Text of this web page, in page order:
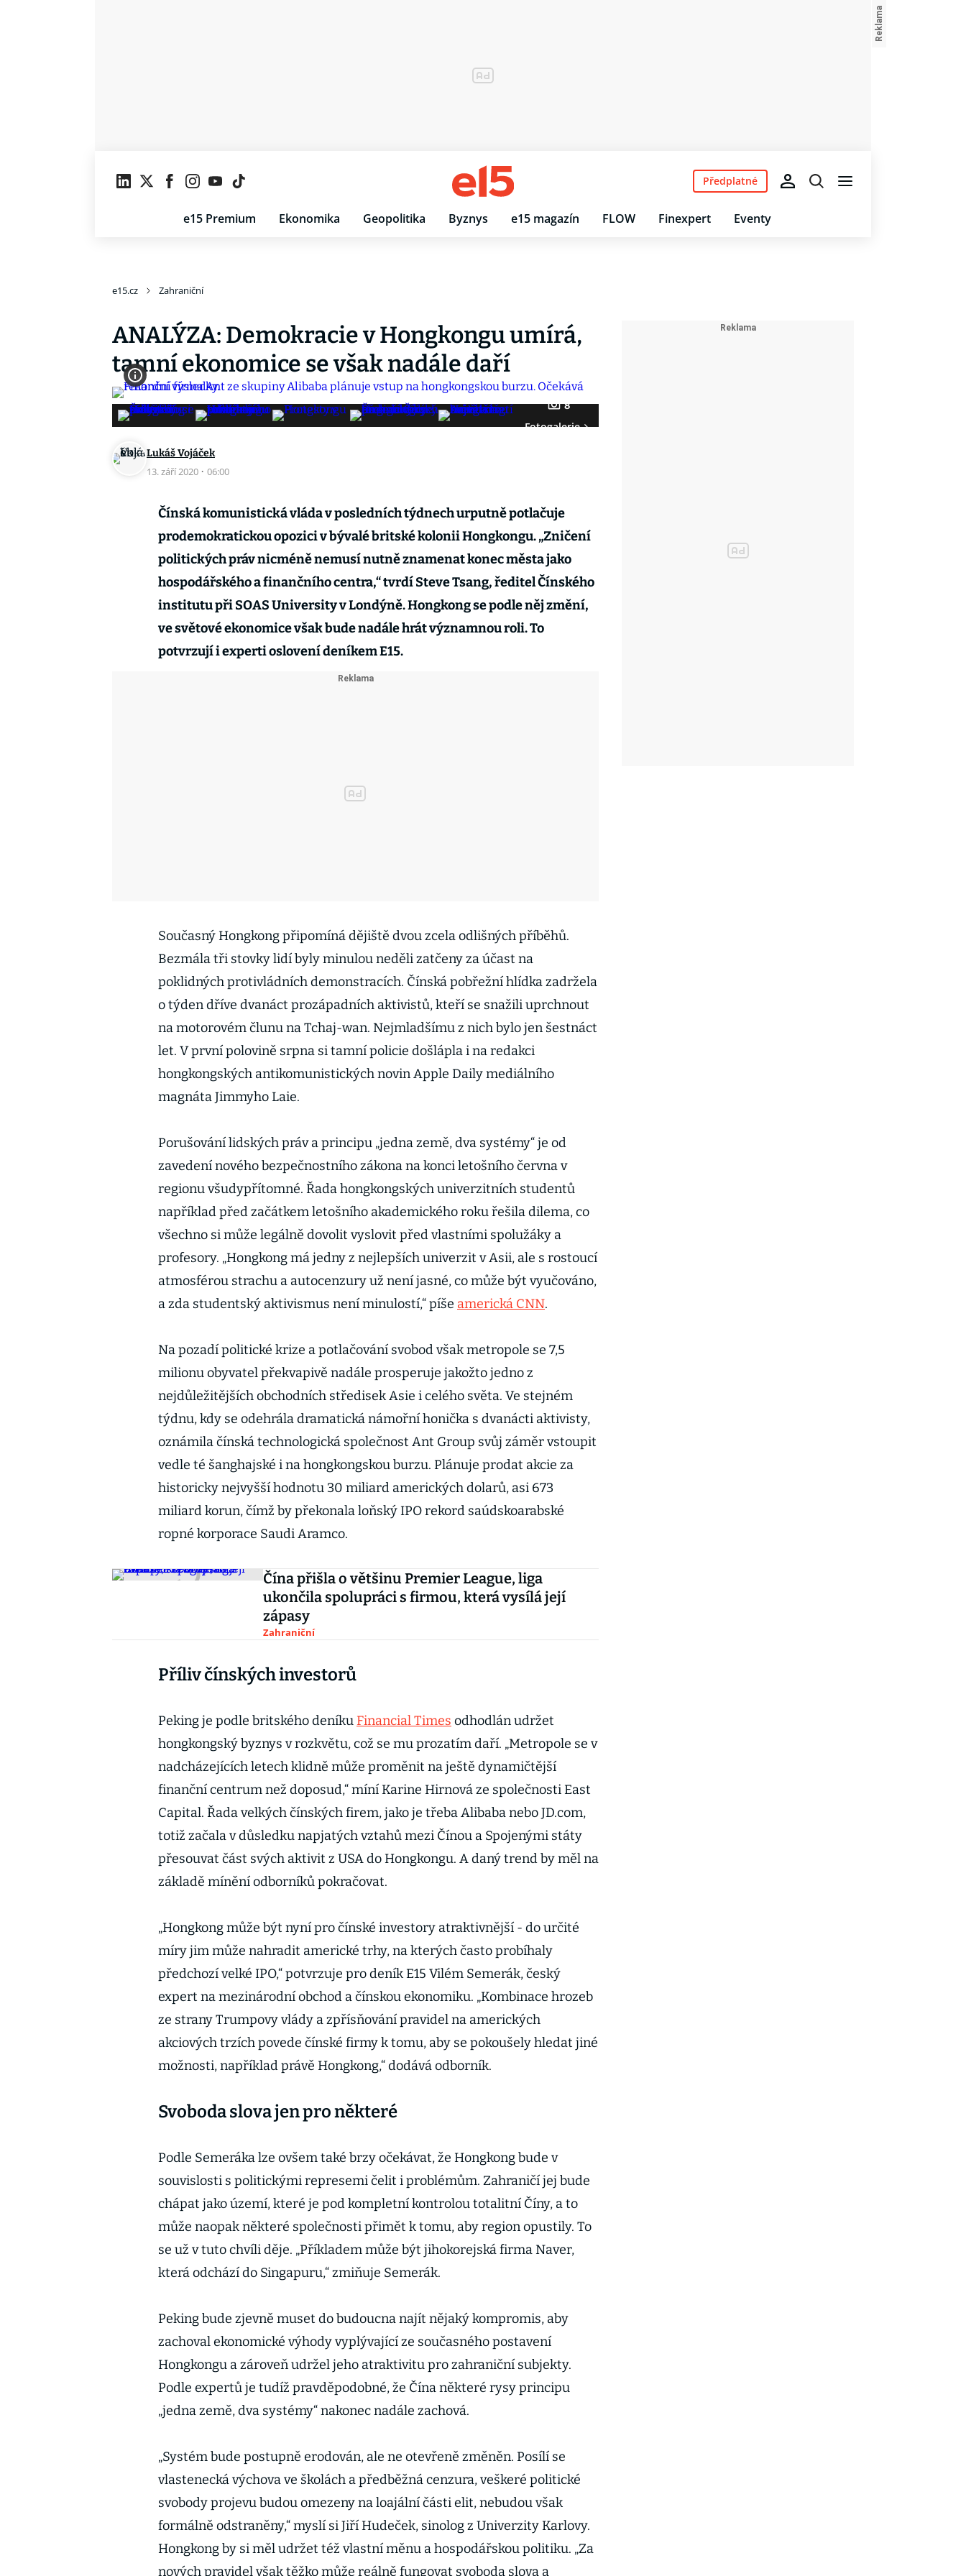
e15 Premium Ekonomika Geopolitika Byznys e15 magazín FLOW Finexpert Eventy
Předplatné
e15.cz Zahraniční
ANALÝZA: Demokracie v Hongkongu umírá,
tamní ekonomice se však nadále daří
8
Fotogalerie
Lukáš Vojáček
13. září 2020 · 06:00
Čínská komunistická vláda v posledních týdnech urputně potlačuje
prodemokratickou opozici v bývalé britské kolonii Hongkongu. „Zničení
politických práv nicméně nemusí nutně znamenat konec města jako
hospodářského a finančního centra,“ tvrdí Steve Tsang, ředitel Čínského
institutu při SOAS University v Londýně. Hongkong se podle něj změní,
ve světové ekonomice však bude nadále hrát významnou roli. To
potvrzují i experti oslovení deníkem E15.
Současný Hongkong připomíná dějiště dvou zcela odlišných příběhů.
Bezmála tři stovky lidí byly minulou neděli zatčeny za účast na
poklidných protivládních demonstracích. Čínská pobřežní hlídka zadržela
o týden dříve dvanáct prozápadních aktivistů, kteří se snažili uprchnout
na motorovém člunu na Tchaj-wan. Nejmladšímu z nich bylo jen šestnáct
let. V první polovině srpna si tamní policie došlápla i na redakci
hongkongských antikomunistických novin Apple Daily mediálního
magnáta Jimmyho Laie.
Porušování lidských práv a principu „jedna země, dva systémy“ je od
zavedení nového bezpečnostního zákona na konci letošního června v
regionu všudypřítomné. Řada hongkongských univerzitních studentů
například před začátkem letošního akademického roku řešila dilema, co
všechno si může legálně dovolit vyslovit před vlastními spolužáky a
profesory. „Hongkong má jedny z nejlepších univerzit v Asii, ale s rostoucí
atmosférou strachu a autocenzury už není jasné, co může být vyučováno,
a zda studentský aktivismus není minulostí,“ píše americká CNN.
Na pozadí politické krize a potlačování svobod však metropole se 7,5
milionu obyvatel překvapivě nadále prosperuje jakožto jedno z
nejdůležitějších obchodních středisek Asie i celého světa. Ve stejném
týdnu, kdy se odehrála dramatická námořní honička s dvanácti aktivisty,
oznámila čínská technologická společnost Ant Group svůj záměr vstoupit
vedle té šanghajské i na hongkongskou burzu. Plánuje prodat akcie za
historicky nejvyšší hodnotu 30 miliard amerických dolarů, asi 673
miliard korun, čímž by překonala loňský IPO rekord saúdskoarabské
ropné korporace Saudi Aramco.
Čína přišla o většinu Premier League, liga
ukončila spolupráci s firmou, která vysílá její
zápasy
Zahraniční
Příliv čínských investorů
Peking je podle britského deníku Financial Times odhodlán udržet
hongkongský byznys v rozkvětu, což se mu prozatím daří. „Metropole se v
nadcházejících letech klidně může proměnit na ještě dynamičtější
finanční centrum než doposud,“ míní Karine Hirnová ze společnosti East
Capital. Řada velkých čínských firem, jako je třeba Alibaba nebo JD.com,
totiž začala v důsledku napjatých vztahů mezi Čínou a Spojenými státy
přesouvat část svých aktivit z USA do Hongkongu. A daný trend by měl na
základě mínění odborníků pokračovat.
„Hongkong může být nyní pro čínské investory atraktivnější - do určité
míry jim může nahradit americké trhy, na kterých často probíhaly
předchozí velké IPO,“ potvrzuje pro deník E15 Vilém Semerák, český
expert na mezinárodní obchod a čínskou ekonomiku. „Kombinace hrozeb
ze strany Trumpovy vlády a zpřísňování pravidel na amerických
akciových trzích povede čínské firmy k tomu, aby se pokoušely hledat jiné
možnosti, například právě Hongkong,“ dodává odborník.
Svoboda slova jen pro některé
Podle Semeráka lze ovšem také brzy očekávat, že Hongkong bude v
souvislosti s politickými represemi čelit i problémům. Zahraničí jej bude
chápat jako území, které je pod kompletní kontrolou totalitní Číny, a to
může naopak některé společnosti přimět k tomu, aby region opustily. To
se už v tuto chvíli děje. „Příkladem může být jihokorejská firma Naver,
která odchází do Singapuru,“ zmiňuje Semerák.
Peking bude zjevně muset do budoucna najít nějaký kompromis, aby
zachoval ekonomické výhody vyplývající ze současného postavení
Hongkongu a zároveň udržel jeho atraktivitu pro zahraniční subjekty.
Podle expertů je tudíž pravděpodobné, že Čína některé rysy principu
„jedna země, dva systémy“ nakonec nadále zachová.
„Systém bude postupně erodován, ale ne otevřeně změněn. Posílí se
vlastenecká výchova ve školách a předběžná cenzura, veškeré politické
svobody projevu budou omezeny na loajální části elit, nebudou však
formálně odstraněny,“ myslí si Jiří Hudeček, sinolog z Univerzity Karlovy.
Hongkong by si měl udržet též vlastní měnu a hospodářskou politiku. „Za
nových pravidel však těžko může reálně fungovat svoboda slova a